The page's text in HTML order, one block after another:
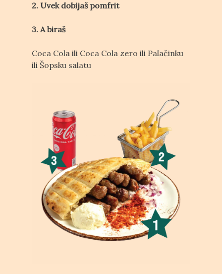
2. Uvek dobijaš pomfrit
3. A biraš
Coca Cola ili Coca Cola zero ili Palačinku
ili Šopsku salatu